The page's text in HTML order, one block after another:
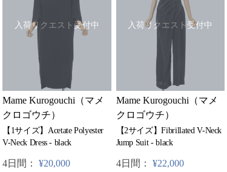
入荷リクエスト受付中
Mame Kurogouchi（マメ
クロゴウチ）
【1サイズ】Acetate Polyester
V-Neck Dress - black
4日間： ¥20,000
入荷リクエスト受付中
Mame Kurogouchi（マメ
クロゴウチ）
【2サイズ】Fibrillated V-Neck
Jump Suit - black
4日間： ¥22,000